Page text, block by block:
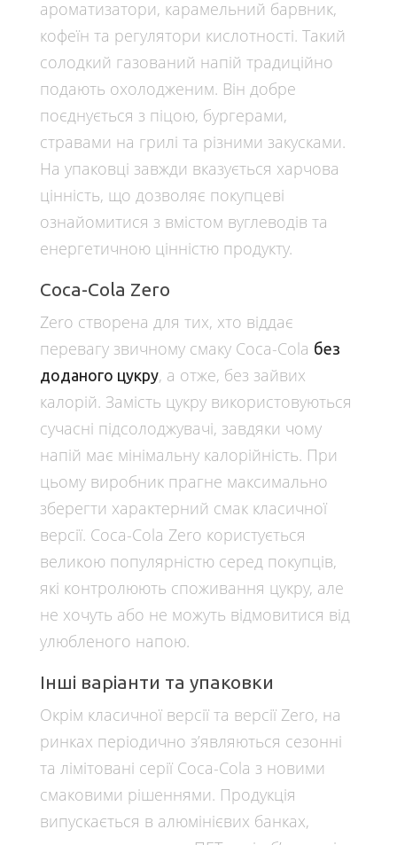
ароматизатори, карамельний барвник,
кофеїн та регулятори кислотності. Такий
солодкий газований напій традиційно
подають охолодженим. Він добре
поєднується з піцою, бургерами,
стравами на грилі та різними закусками.
На упаковці завжди вказується харчова
цінність, що дозволяє покупцеві
ознайомитися з вмістом вуглеводів та
енергетичною цінністю продукту.
Coca-Cola Zero
Zero створена для тих, хто віддає
перевагу звичному смаку Coca-Cola без
доданого цукру, а отже, без зайвих
калорій. Замість цукру використовуються
сучасні підсолоджувачі, завдяки чому
напій має мінімальну калорійність. При
цьому виробник прагне максимально
зберегти характерний смак класичної
версії. Coca-Cola Zero користується
великою популярністю серед покупців,
які контролюють споживання цукру, але
не хочуть або не можуть відмовитися від
улюбленого напою.
Інші варіанти та упаковки
Окрім класичної версії та версії Zero, на
ринках періодично з’являються сезонні
та лімітовані серії Coca-Cola з новими
смаковими рішеннями. Продукція
випускається в алюмінієвих банках,